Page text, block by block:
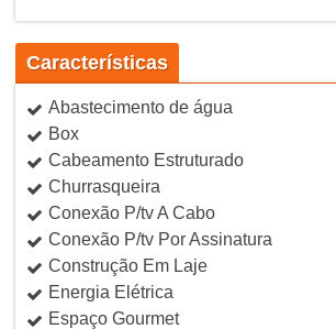
Características
Abastecimento de água
Box
Cabeamento Estruturado
Churrasqueira
Conexão P/tv A Cabo
Conexão P/tv Por Assinatura
Construção Em Laje
Energia Elétrica
Espaço Gourmet